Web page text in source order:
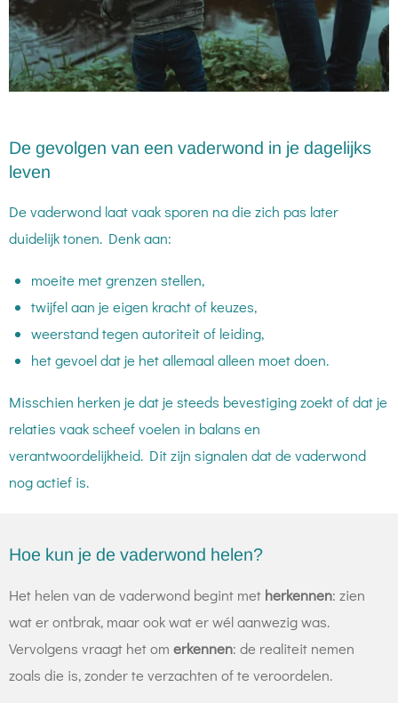
De gevolgen van een vaderwond in je dagelijks
leven
De vaderwond laat vaak sporen na die zich pas later
duidelijk tonen. Denk aan:
moeite met grenzen stellen,
twijfel aan je eigen kracht of keuzes,
weerstand tegen autoriteit of leiding,
het gevoel dat je het allemaal alleen moet doen.
Misschien herken je dat je steeds bevestiging zoekt of dat je
relaties vaak scheef voelen in balans en
verantwoordelijkheid. Dit zijn signalen dat de vaderwond
nog actief is.
Hoe kun je de vaderwond helen?
Het helen van de vaderwond begint met herkennen: zien
wat er ontbrak, maar ook wat er wél aanwezig was.
Vervolgens vraagt het om erkennen: de realiteit nemen
zoals die is, zonder te verzachten of te veroordelen.